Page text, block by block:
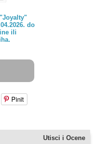
do
ili
Pinit
Utisci i Ocene